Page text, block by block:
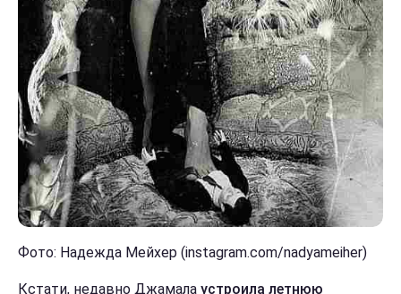
Фото: Надежда Мейхер (instagram.com/nadyameiher)
Кстати, недавно Джамала устроила летнюю